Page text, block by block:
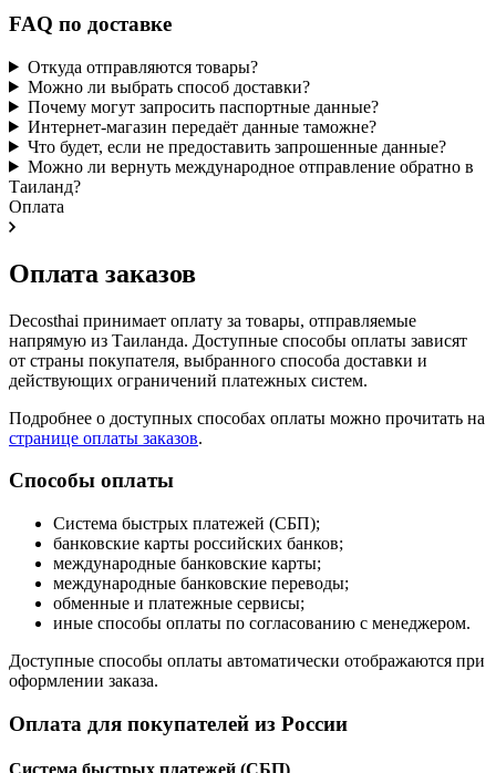
FAQ по доставке
Откуда отправляются товары?
Можно ли выбрать способ доставки?
Почему могут запросить паспортные данные?
Интернет-магазин передаёт данные таможне?
Что будет, если не предоставить запрошенные данные?
Можно ли вернуть международное отправление обратно в
Таиланд?
Оплата
Оплата заказов
Decosthai принимает оплату за товары, отправляемые
напрямую из Таиланда. Доступные способы оплаты зависят
от страны покупателя, выбранного способа доставки и
действующих ограничений платежных систем.
Подробнее о доступных способах оплаты можно прочитать на
странице оплаты заказов.
Способы оплаты
Система быстрых платежей (СБП);
банковские карты российских банков;
международные банковские карты;
международные банковские переводы;
обменные и платежные сервисы;
иные способы оплаты по согласованию с менеджером.
Доступные способы оплаты автоматически отображаются при
оформлении заказа.
Оплата для покупателей из России
Система быстрых платежей (СБП)